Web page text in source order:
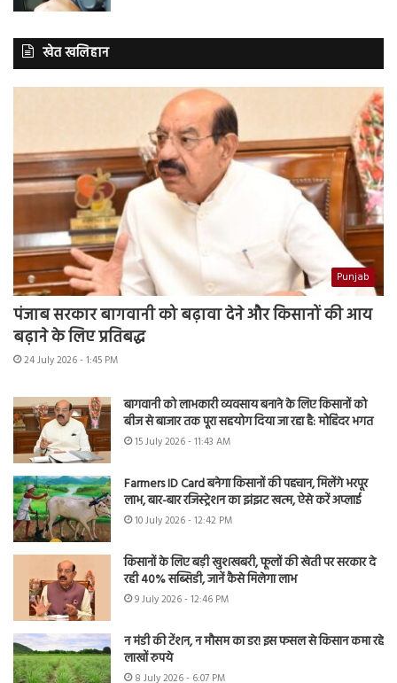
खेत खलिहान
Punjab
पंजाब सरकार बागवानी को बढ़ावा देने और किसानों की आय
बढ़ाने के लिए प्रतिबद्ध
24 July 2026 - 1:45 PM
बागवानी को लाभकारी व्यवसाय बनाने के लिए किसानों को
बीज से बाजार तक पूरा सहयोग दिया जा रहा है: मोहिंदर भगत
15 July 2026 - 11:43 AM
Farmers ID Card बनेगा किसानों की पहचान, मिलेंगे भरपूर
लाभ, बार-बार रजिस्ट्रेशन का झंझट खत्म, ऐसे करें अप्लाई
10 July 2026 - 12:42 PM
किसानों के लिए बड़ी खुशखबरी, फूलों की खेती पर सरकार दे
रही 40% सब्सिडी, जानें कैसे मिलेगा लाभ
9 July 2026 - 12:46 PM
न मंडी की टेंशन, न मौसम का डर! इस फसल से किसान कमा रहे
लाखों रुपये
8 July 2026 - 6:07 PM